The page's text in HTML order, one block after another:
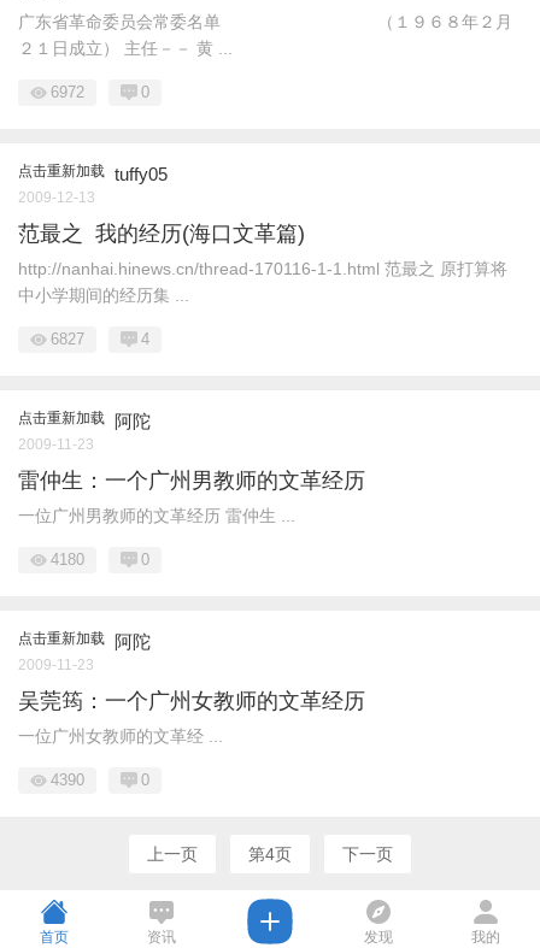
广东省革命委员会常委名单 （１９６８年２月
２１日成立） 主任－－ 黄 ...
6972 0
点击重新加载 tuffy05
2009-12-13
范最之 我的经历(海口文革篇)
http://nanhai.hinews.cn/thread-170116-1-1.html 范最之 原打算将
中小学期间的经历集 ...
6827 4
点击重新加载 阿陀
2009-11-23
雷仲生：一个广州男教师的文革经历
一位广州男教师的文革经历 雷仲生 ...
4180 0
点击重新加载 阿陀
2009-11-23
吴莞筠：一个广州女教师的文革经历
一位广州女教师的文革经 ...
4390 0
上一页 第4页 下一页
首页 资讯 发现 我的